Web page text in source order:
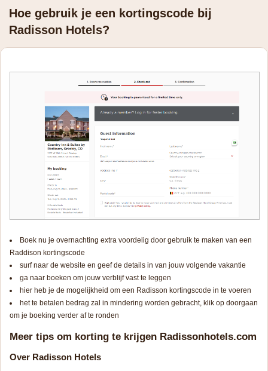
Hoe gebruik je een kortingscode bij
Radisson Hotels?
Boek nu je overnachting extra voordelig door gebruik te maken van een
Raddison kortingscode
surf naar de website en geef de details in van jouw volgende vakantie
ga naar boeken om jouw verblijf vast te leggen
hier heb je de mogelijkheid om een Radisson kortingscode in te voeren
het te betalen bedrag zal in mindering worden gebracht, klik op doorgaan
om je boeking verder af te ronden
Meer tips om korting te krijgen Radissonhotels.com
Over Radisson Hotels